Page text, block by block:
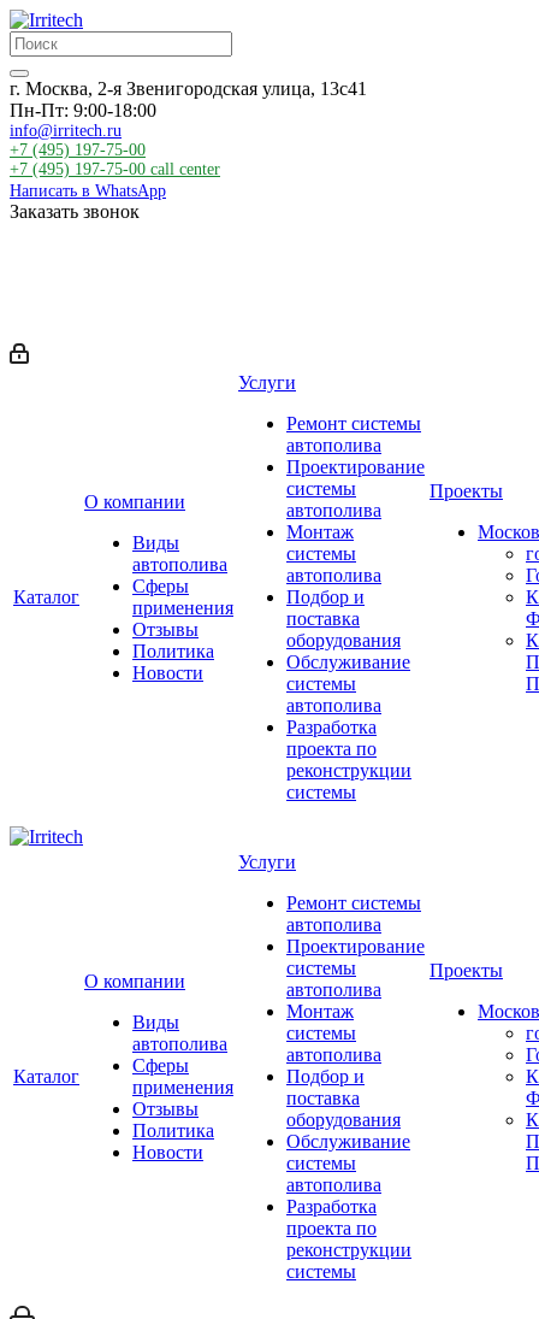
г. Москва, 2-я Звенигородская улица, 13с41
Пн-Пт: 9:00-18:00
info@irritech.ru
+7 (495) 197-75-00
+7 (495) 197-75-00 call center
Написать в WhatsApp
Заказать звонок
Каталог
О компании
Виды
автополива
Сферы
применения
Отзывы
Политика
Новости
Услуги
Ремонт системы
автополива
Проектирование
системы
автополива
Монтаж
системы
автополива
Подбор и
поставка
оборудования
Обслуживание
системы
автополива
Разработка
проекта по
реконструкции
системы
Проекты
Каталог
О компании
Виды
автополива
Сферы
применения
Отзывы
Политика
Новости
Услуги
Ремонт системы
автополива
Проектирование
системы
автополива
Монтаж
системы
автополива
Подбор и
поставка
оборудования
Обслуживание
системы
автополива
Разработка
проекта по
реконструкции
системы
Проекты